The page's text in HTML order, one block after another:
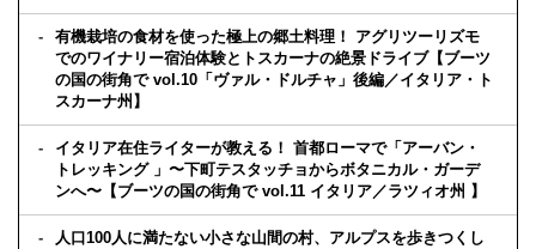
有機栽培の食材を使った極上の郷土料理！ アグリツーリズモ
でのワイナリー宿泊体験とトスカーナの絶景ドライブ【ブーツ
の国の街角で vol.10「ヴァル・ドルチャ」後編／イタリア・ト
スカーナ州】
イタリア在住ライターが教える！ 首都ローマで「アーバン・
トレッキング 」〜下町テスタッチョからボタニカル・ガーデ
ンへ〜【ブーツの国の街角で vol.11 イタリア／ラツィオ州 】
人口100人に満たない小さな山間の村、アルプスを歩きつくし